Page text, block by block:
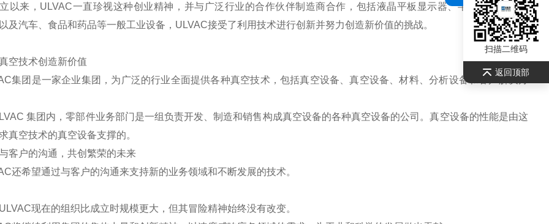
以来，ULVAC一直珍视这种创业精神，并与广泛行业的合作伙伴制造商合作，包括液晶平板显示器、半导体和电子元
及汽车、食品和药品等一般工业设备，ULVAC接受了利用技术进行创新并努力创造新价值的挑战。
空技术创造新价值
集团是一家企业集团，为广泛的行业全面提供各种真空技术，包括真空设备、真空设备、材料、分析设备和客户解决方
集团内，零部件业务部门是一组负责开发、制造和销售构成真空设备的各种真空设备的公司。真空设备的性能是由这
真空技术的真空设备支撑的。
客户的沟通，共创繁荣的未来
还希望通过与客户的沟通来支持新的业务领域和不断发展的技术。
现在的组织比成立时规模更大，但其冒险精神始终没有改变。
扫描二维码
返回顶部